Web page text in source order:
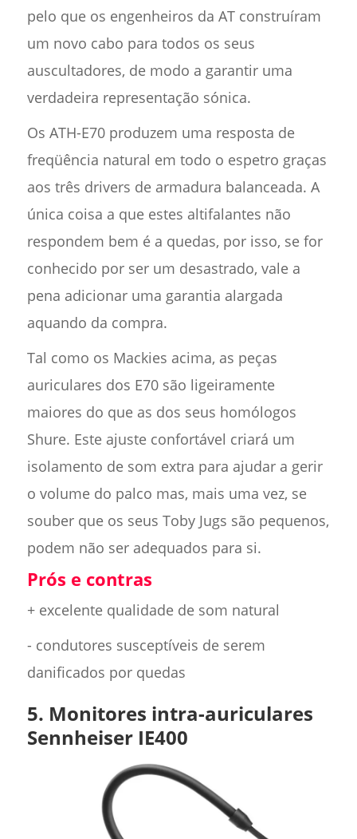
pelo que os engenheiros da AT construíram
um novo cabo para todos os seus
auscultadores, de modo a garantir uma
verdadeira representação sónica.
Os ATH-E70 produzem uma resposta de
freqüência natural em todo o espetro graças
aos três drivers de armadura balanceada. A
única coisa a que estes altifalantes não
respondem bem é a quedas, por isso, se for
conhecido por ser um desastrado, vale a
pena adicionar uma garantia alargada
aquando da compra.
Tal como os Mackies acima, as peças
auriculares dos E70 são ligeiramente
maiores do que as dos seus homólogos
Shure. Este ajuste confortável criará um
isolamento de som extra para ajudar a gerir
o volume do palco mas, mais uma vez, se
souber que os seus Toby Jugs são pequenos,
podem não ser adequados para si.
Prós e contras
+ excelente qualidade de som natural
- condutores susceptíveis de serem
danificados por quedas
5. Monitores intra-auriculares
Sennheiser IE400